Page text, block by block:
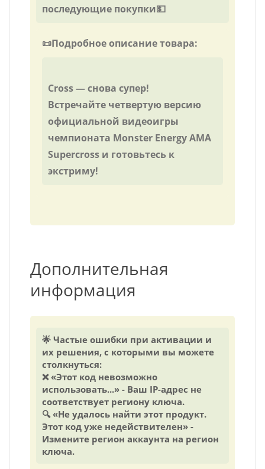
последующие покупки💵
📜Подробное описание товара:
Cross — снова супер!
Встречайте четвертую версию
официальной видеоигры
чемпионата Monster Energy AMA
Supercross и готовьтесь к
экстриму!
Дополнительная
информация
🌟 Частые ошибки при активации и
их решения, с которыми вы можете
столкнуться:
❌ «Этот код невозможно
использовать...» - Ваш IP-адрес не
соответствует региону ключа.
🔍 «Не удалось найти этот продукт.
Этот код уже недействителен» -
Измените регион аккаунта на регион
ключа.